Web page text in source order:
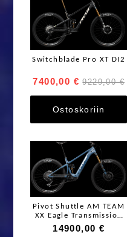
Switchblade Pro XT DI2
7400,00 € 9229,00 €
Ostoskoriin
Pivot Shuttle AM TEAM
XX Eagle Transmission
2026
14900,00 €